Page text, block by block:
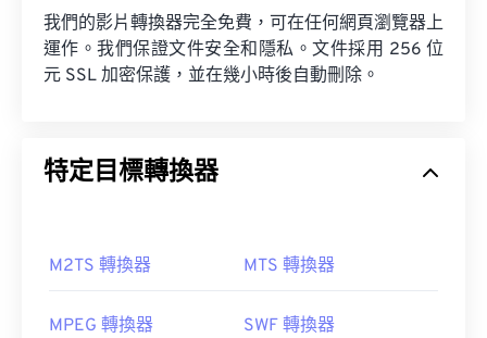
我們的影片轉換器完全免費，可在任何網頁瀏覽器上
運作。我們保證文件安全和隱私。文件採用 256 位
元 SSL 加密保護，並在幾小時後自動刪除。
特定目標轉換器
M2TS 轉換器 MTS 轉換器
MPEG 轉換器 SWF 轉換器